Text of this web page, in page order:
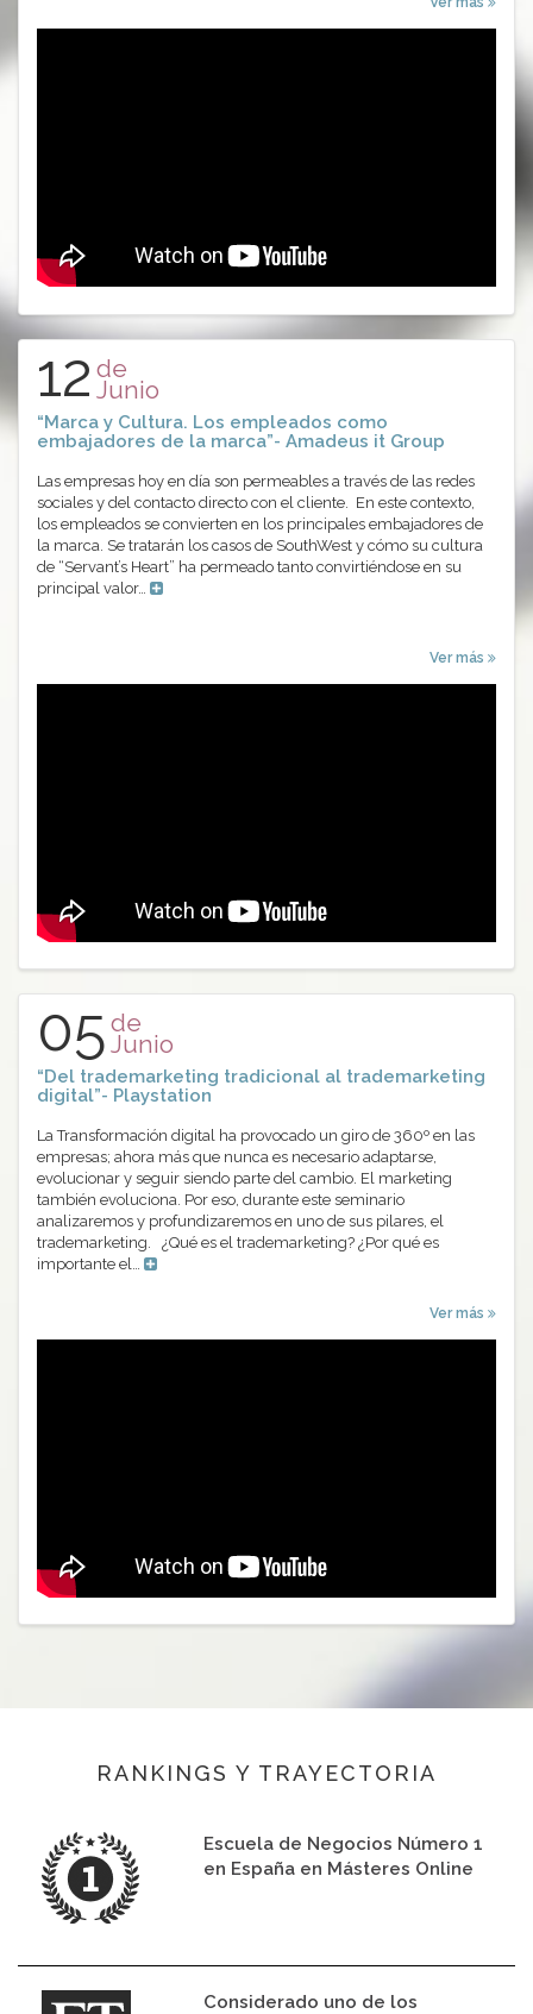
12 de
Junio
“Marca y Cultura. Los empleados como
embajadores de la marca”- Amadeus it Group
Las empresas hoy en día son permeables a través de las redes
sociales y del contacto directo con el cliente. En este contexto,
los empleados se convierten en los principales embajadores de
la marca. Se tratarán los casos de SouthWest y cómo su cultura
de “Servant’s Heart” ha permeado tanto convirtiéndose en su
principal valor…
Ver más
05 de
Junio
“Del trademarketing tradicional al trademarketing
digital”- Playstation
La Transformación digital ha provocado un giro de 360º en las
empresas; ahora más que nunca es necesario adaptarse,
evolucionar y seguir siendo parte del cambio. El marketing
también evoluciona. Por eso, durante este seminario
analizaremos y profundizaremos en uno de sus pilares, el
trademarketing. ¿Qué es el trademarketing? ¿Por qué es
importante el…
Ver más
RANKINGS Y TRAYECTORIA
Escuela de Negocios Número 1
en España en Másteres Online
Considerado uno de los